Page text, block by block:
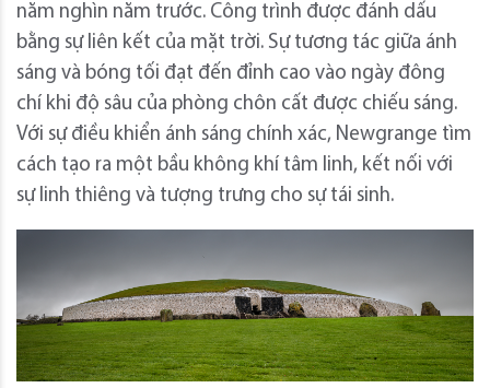
năm nghìn năm trước. Công trình được đánh dấu
bằng sự liên kết của mặt trời. Sự tương tác giữa ánh
sáng và bóng tối đạt đến đỉnh cao vào ngày đông
chí khi độ sâu của phòng chôn cất được chiếu sáng.
Với sự điều khiển ánh sáng chính xác, Newgrange tìm
cách tạo ra một bầu không khí tâm linh, kết nối với
sự linh thiêng và tượng trưng cho sự tái sinh.